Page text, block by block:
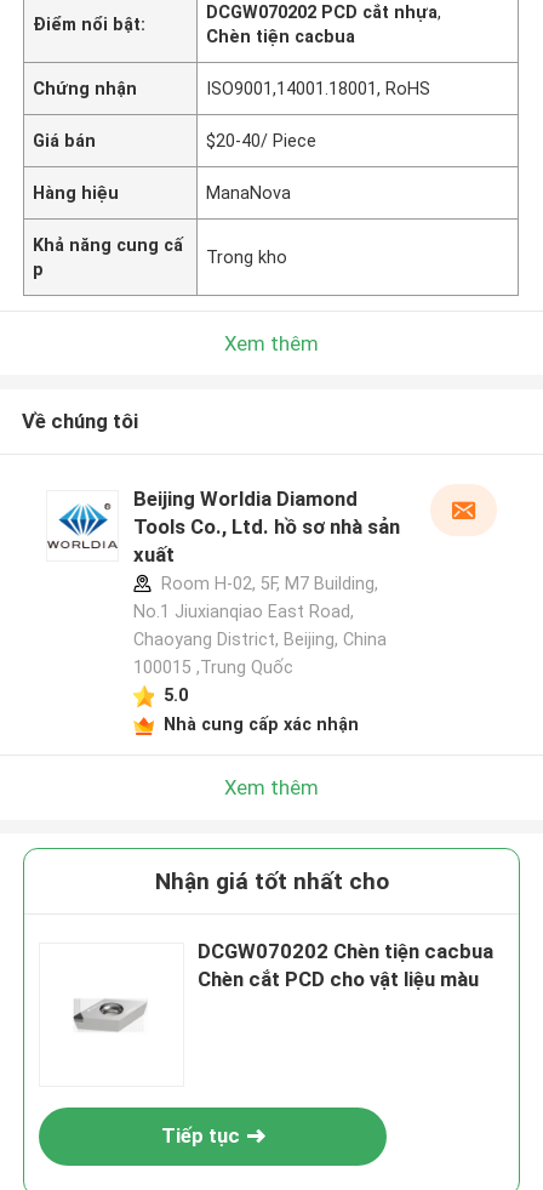
Điểm nổi bật:
DCGW070202 PCD cắt nhựa,
Chèn tiện cacbua
Chứng nhận ISO9001,14001.18001, RoHS
Giá bán $20-40/ Piece
Hàng hiệu ManaNova
Khả năng cung cấ
p
Trong kho
Xem thêm
Về chúng tôi
Beijing Worldia Diamond
Tools Co., Ltd. hồ sơ nhà sản
xuất
Room H-02, 5F, M7 Building,
No.1 Jiuxianqiao East Road,
Chaoyang District, Beijing, China
100015 ,Trung Quốc
5.0
Nhà cung cấp xác nhận
Xem thêm
Nhận giá tốt nhất cho
DCGW070202 Chèn tiện cacbua
Chèn cắt PCD cho vật liệu màu
Tiếp tục